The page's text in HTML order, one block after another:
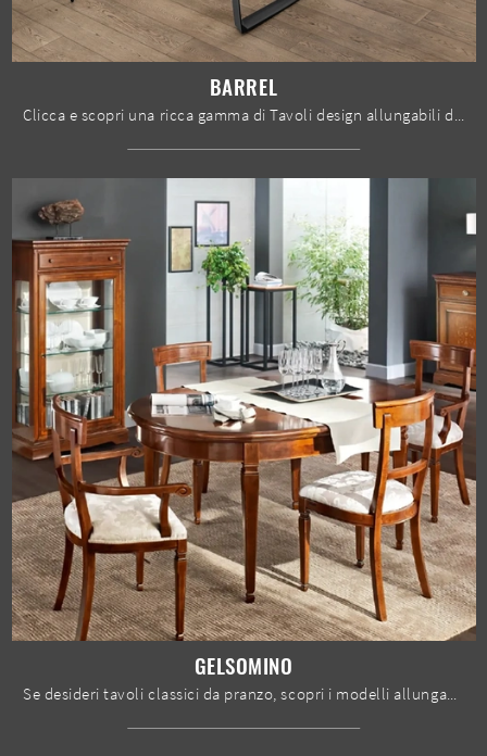
BARREL
Clicca e scopri una ricca gamma di Tavoli design allungabili da pranzo! Il modello Barrel di Stones ti aspetta.
GELSOMINO
Se desideri tavoli classici da pranzo, scopri i modelli allungabili di Le Fablier: clicca e scopri il modello Gelsomino in legno.